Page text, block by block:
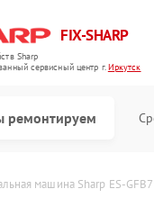
FIX-SHARP
Sharp
cервисный центр г.Иркутск
ремонтируем
машина Sharp ES-